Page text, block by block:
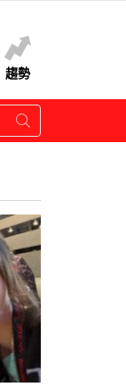
趨勢